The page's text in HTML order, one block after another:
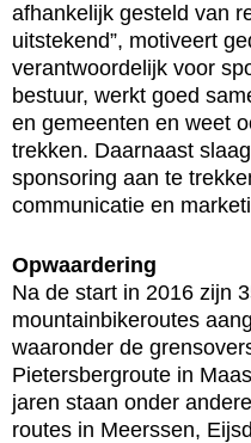
afhankelijk gesteld van
uitstekend”, motiveert
verantwoordelijk voor
bestuur, werkt goed
en gemeenten en weet
trekken. Daarnaast
sponsoring aan te
communicatie en
Opwaardering
Na de start in 2016 zijn
mountainbikeroutes
waaronder de
Pietersbergroute in
jaren staan onder
routes in Meerssen,